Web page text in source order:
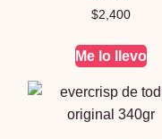
$2,400
Me lo llevo